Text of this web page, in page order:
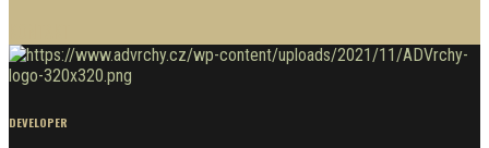
DEVELOPER